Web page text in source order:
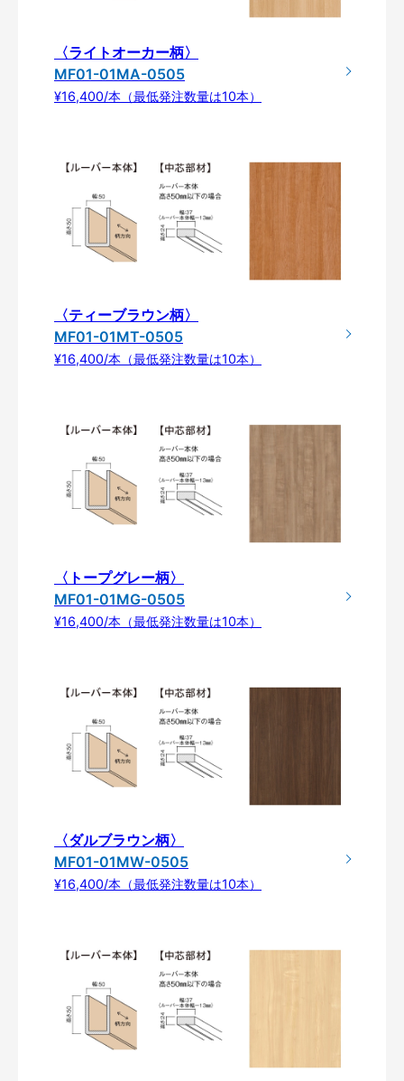
〈ライトオーカー柄〉
MF01-01MA-0505
¥16,400/本（最低発注数量は10本）
〈ティーブラウン柄〉
MF01-01MT-0505
¥16,400/本（最低発注数量は10本）
〈トープグレー柄〉
MF01-01MG-0505
¥16,400/本（最低発注数量は10本）
〈ダルブラウン柄〉
MF01-01MW-0505
¥16,400/本（最低発注数量は10本）